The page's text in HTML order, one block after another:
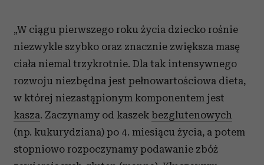
„W ciągu pierwszego roku życia dziecko rośnie
niezwykle szybko oraz znacznie zwiększa masę
ciała niemal trzykrotnie. Dla tak intensywnego
rozwoju niezbędna jest pełnowartościowa dieta,
w której niezastąpionym komponentem jest
kasza. Zaczynamy od kaszek bezglutenowych
(np. kukurydziana) po 4. miesiącu życia, a potem
stopniowo rozpoczynamy podawanie zbóż